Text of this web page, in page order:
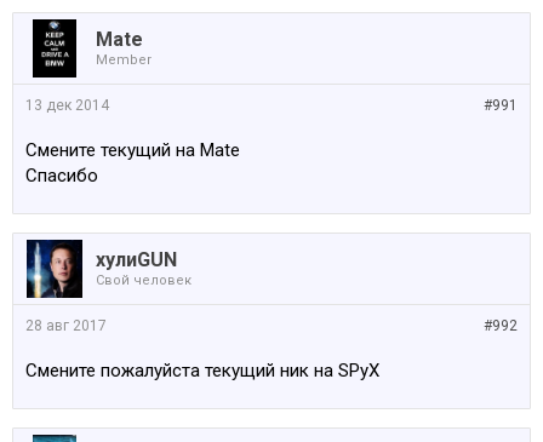
Mate
Member
#991
13 дек 2014
Смените текущий на Mate
Спасибо
хулиGUN
Свой человек
#992
28 авг 2017
Смените пожалуйста текущий ник на SPyX